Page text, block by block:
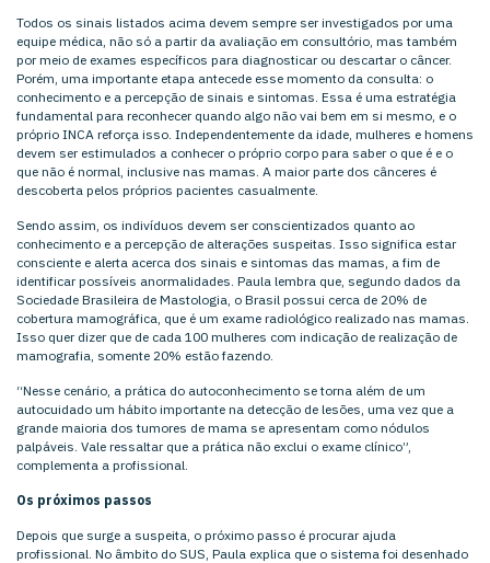
Todos os sinais listados acima devem sempre ser investigados por uma
equipe médica, não só a partir da avaliação em consultório, mas também
por meio de exames específicos para diagnosticar ou descartar o câncer.
Porém, uma importante etapa antecede esse momento da consulta: o
conhecimento e a percepção de sinais e sintomas. Essa é uma estratégia
fundamental para reconhecer quando algo não vai bem em si mesmo, e o
próprio INCA reforça isso. Independentemente da idade, mulheres e homens
devem ser estimulados a conhecer o próprio corpo para saber o que é e o
que não é normal, inclusive nas mamas. A maior parte dos cânceres é
descoberta pelos próprios pacientes casualmente.
Sendo assim, os indivíduos devem ser conscientizados quanto ao
conhecimento e a percepção de alterações suspeitas. Isso significa estar
consciente e alerta acerca dos sinais e sintomas das mamas, a fim de
identificar possíveis anormalidades. Paula lembra que, segundo dados da
Sociedade Brasileira de Mastologia, o Brasil possui cerca de 20% de
cobertura mamográfica, que é um exame radiológico realizado nas mamas.
Isso quer dizer que de cada 100 mulheres com indicação de realização de
mamografia, somente 20% estão fazendo.
“Nesse cenário, a prática do autoconhecimento se torna além de um
autocuidado um hábito importante na detecção de lesões, uma vez que a
grande maioria dos tumores de mama se apresentam como nódulos
palpáveis. Vale ressaltar que a prática não exclui o exame clínico”,
complementa a profissional.
Os próximos passos
Depois que surge a suspeita, o próximo passo é procurar ajuda
profissional. No âmbito do SUS, Paula explica que o sistema foi desenhado